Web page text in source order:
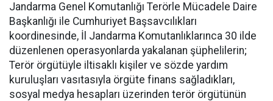
Jandarma Genel Komutanlığı Terörle Mücadele Daire
Başkanlığı ile Cumhuriyet Başsavcılıkları
koordinesinde, İl Jandarma Komutanlıklarınca 30 ilde
düzenlenen operasyonlarda yakalanan şüphelilerin;
Terör örgütüyle iltisaklı kişiler ve sözde yardım
kuruluşları vasıtasıyla örgüte finans sağladıkları,
sosyal medya hesapları üzerinden terör örgütünün